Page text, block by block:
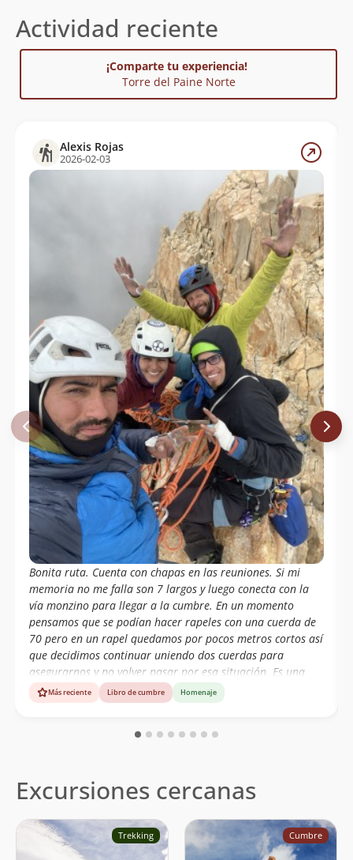
Actividad reciente
¡Comparte tu experiencia!
Torre del Paine Norte
Alexis Rojas
2026-02-03
Bonita ruta. Cuenta con chapas en las reuniones. Si mi
memoria no me falla son 7 largos y luego conecta con la
vía monzino para llegar a la cumbre. En un momento
pensamos que se podían hacer rapeles con una cuerda de
70 pero en un rapel quedamos por pocos metros cortos así
que decidimos continuar uniendo dos cuerdas para
asegurarnos y no volver pasar por esa situación. Es una
ruta súper accesible pero no se debe menospreciar, ya que
el clima en la patagónia es muy cambiante en muy poco
trabajar las cuerdas en los rápeles son altas
Más reciente Libro de cumbre Homenaje
Excursiones cercanas
Trekking Cumbre